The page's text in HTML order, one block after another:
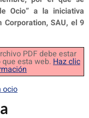
Ocio” a la iniciativa
Corporation, SAU, el 9
PDF debe estar
esta web. Haz clic
ocio